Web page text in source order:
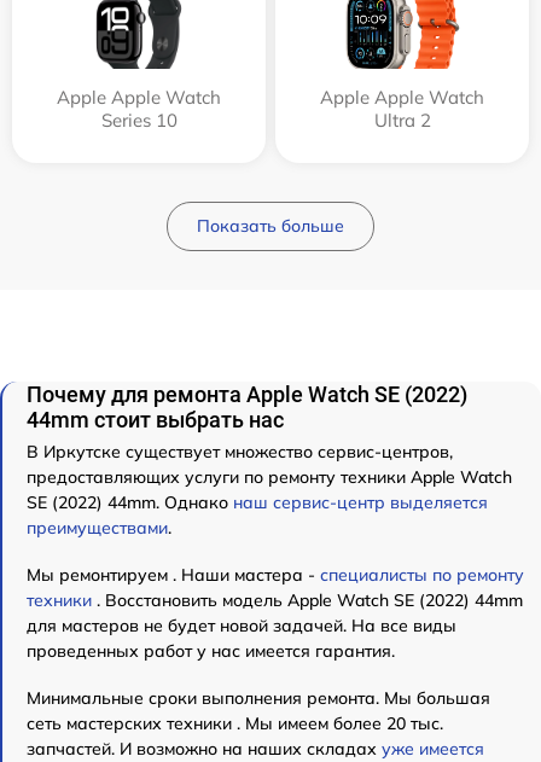
Apple Apple Watch
Series 10
Apple Apple Watch
Ultra 2
Показать больше
Почему для ремонта Apple Watch SE (2022)
44mm стоит выбрать нас
В Иркутске существует множество сервис-центров,
предоставляющих услуги по ремонту техники Apple Watch
SE (2022) 44mm. Однако наш сервис-центр выделяется
преимуществами.
Мы ремонтируем . Наши мастера - специалисты по ремонту
техники . Восстановить модель Apple Watch SE (2022) 44mm
для мастеров не будет новой задачей. На все виды
проведенных работ у нас имеется гарантия.
Минимальные сроки выполнения ремонта. Мы большая
сеть мастерских техники . Мы имеем более 20 тыс.
запчастей. И возможно на наших складах уже имеется